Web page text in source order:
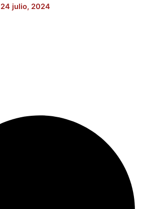
24 julio, 2024